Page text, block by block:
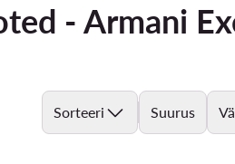
- Armani
Sorteeri Suurus